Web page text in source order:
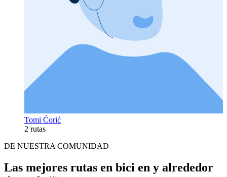
Tomi Ćorić
2 rutas
DE NUESTRA COMUNIDAD
Las mejores rutas en bici en y alrededor